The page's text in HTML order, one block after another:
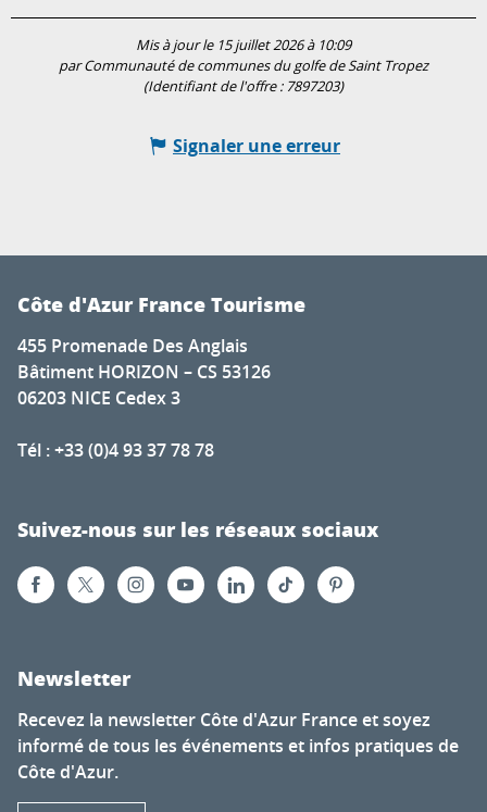
Mis à jour le 15 juillet 2026 à 10:09
par Communauté de communes du golfe de Saint Tropez
(Identifiant de l'offre : 7897203)
Signaler une erreur
Côte d'Azur France Tourisme
455 Promenade Des Anglais
Bâtiment HORIZON – CS 53126
06203 NICE Cedex 3
Tél : +33 (0)4 93 37 78 78
Suivez-nous sur les réseaux sociaux
Newsletter
Recevez la newsletter Côte d'Azur France et soyez
informé de tous les événements et infos pratiques de
Côte d'Azur.